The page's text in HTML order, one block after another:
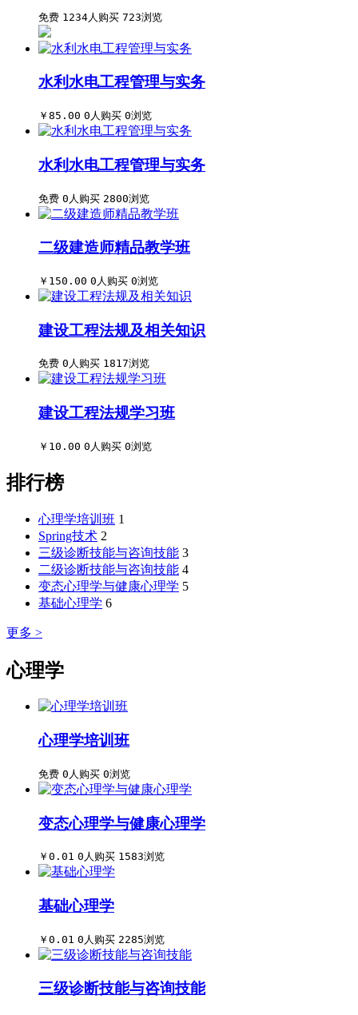
免费 1234人购买 723浏览
水利水电工程管理与实务
￥85.00 0人购买 0浏览
水利水电工程管理与实务
免费 0人购买 2800浏览
二级建造师精品教学班
￥150.00 0人购买 0浏览
建设工程法规及相关知识
免费 0人购买 1817浏览
建设工程法规学习班
￥10.00 0人购买 0浏览
排行榜
心理学培训班 1
Spring技术 2
三级诊断技能与咨询技能 3
二级诊断技能与咨询技能 4
变态心理学与健康心理学 5
基础心理学 6
更多 >
心理学
心理学培训班
免费 0人购买 0浏览
变态心理学与健康心理学
￥0.01 0人购买 1583浏览
基础心理学
￥0.01 0人购买 2285浏览
三级诊断技能与咨询技能